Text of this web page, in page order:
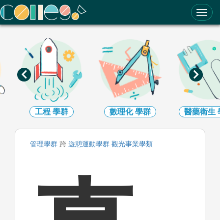
ColleGo! 大學選才與高中育才輔助系統
工程 學群 數理化學群 醫藥衛生
管理學群 跨 遊憩運動學群 觀光事業學類